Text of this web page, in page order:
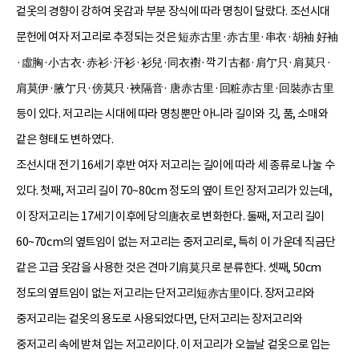
겉옷의 경향이 강하여 옷감과 부분 장식에 따라 명칭이 달랐다. 조선시대
문헌에 여자 저고리로 추정되는 것은 短赤古里·赤古里·串衣·胡袖 好袖
·虛胸·小古衣·赤衫·汗衫·衫兒·同衣襨·깍기 古都·肩亇只·肩莫只·
肩莫伊·腋亇只·傍莫只·裌隔音· 唐赤古里·回粧赤古里·回裝赤古里
등이 있다. 저고리는 시대에 따라 명칭뿐만 아니라 길이와 깃, 품, 소매와
같은 형태도 변하였다.
조선시대 전기 16세기 후반 여자 저고리는 길이에 따라 세 종류로 나눌 수
있다. 첫째, 저고리 길이 70~80cm 정도의 옆이 트인 장저고리가 있는데,
이 장저고리는 17세기 이후에 당의唐衣로 변화한다. 둘째, 저고리 길이
60~70cm의 옆트임이 없는 저고리는 중저고리로, 특히 이 가운데 직금단
같은 고급 옷감을 사용한 것은 견마기肩莫只로 분류한다. 셋째, 50cm
정도의 옆트임이 없는 저고리는 단저고리短赤古里이다. 장저고리와
중저고리는 겉옷의 용도로 사용되었다면, 단저고리는 장저고리와
중저고리 속에 받쳐 입는 저고리이다. 이 저고리가 오늘날 겉옷으로 입는